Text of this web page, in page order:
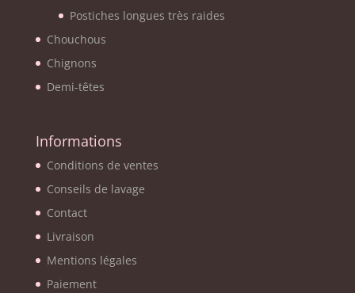
Postiches longues très raides
Chouchous
Chignons
Demi-têtes
Informations
Conditions de ventes
Conseils de lavage
Contact
Livraison
Mentions légales
Paiement